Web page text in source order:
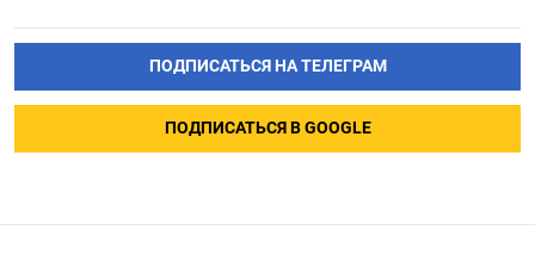
ПОДПИСАТЬСЯ НА ТЕЛЕГРАМ
ПОДПИСАТЬСЯ В GOOGLE